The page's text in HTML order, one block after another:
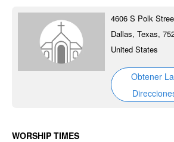
4606 S Polk
Dallas, Texas,
United States
Obtener
WORSHIP TIMES